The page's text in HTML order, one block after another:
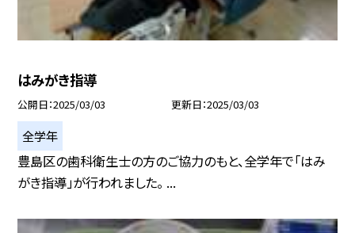
はみがき指導
公開日 2025/03/03 更新日 2025/03/03
全学年
豊島区の歯科衛生士の方のご協力のもと、全学年で「はみ
がき指導」が行われました。 ...